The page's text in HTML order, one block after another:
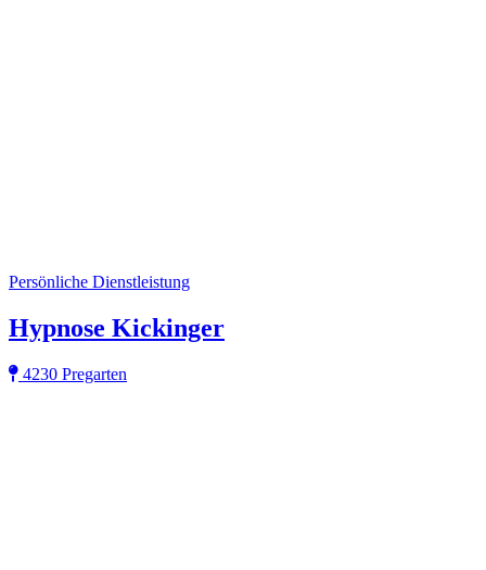
Persönliche Dienstleistung
Hypnose Kickinger
4230 Pregarten